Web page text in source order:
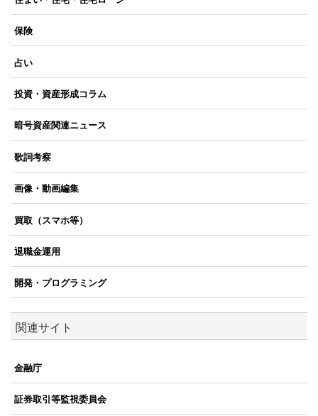
保険
占い
投資・資産形成コラム
暗号資産関連ニュース
歌詞考察
画像・動画編集
買取（スマホ等）
退職金運用
開発・プログラミング
関連サイト
金融庁
証券取引等監視委員会